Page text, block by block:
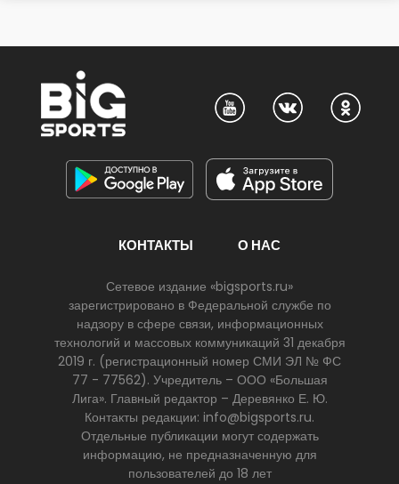
КОНТАКТЫ О НАС
Сетевое издание «bigsports.ru»
зарегистрировано в Федеральной службе по
надзору в сфере связи, информационных
технологий и массовых коммуникаций 31 декабря
2019 г. (регистрационный номер СМИ ЭЛ № ФС
77 - 77562). Учредитель – ООО «Большая
Лига». Главный редактор – Деревянко Е. Ю.
Контакты редакции: info@bigsports.ru.
Отдельные публикации могут содержать
информацию, не предназначенную для
пользователей до 18 лет